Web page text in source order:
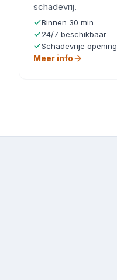
schadevrij.
Binnen 30 min
24/7 beschikbaar
Schadevrije opening
Meer info